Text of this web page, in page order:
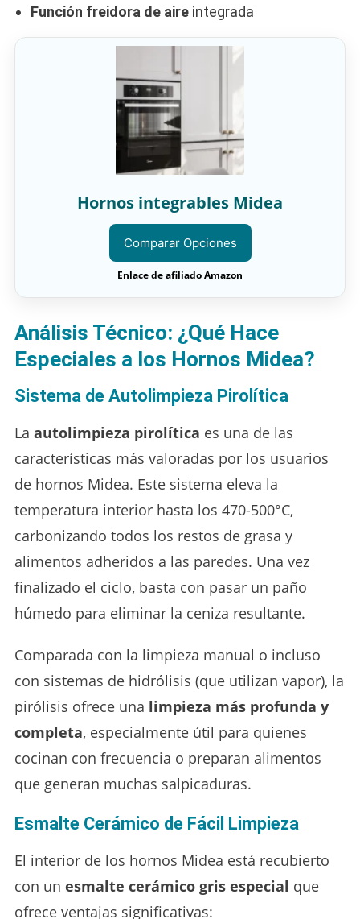
Función freidora de aireintegrada
Hornos integrables Midea
Comparar Opciones
Enlace de afiliado Amazon
Análisis Técnico: ¿Qué Hace
Especiales a los Hornos Midea?
Sistema de Autolimpieza Pirolítica
La autolimpieza pirolítica es una de las
características más valoradas por los usuarios
de hornos Midea. Este sistema eleva la
temperatura interior hasta los 470-500°C,
carbonizando todos los restos de grasa y
alimentos adheridos a las paredes. Una vez
finalizado el ciclo, basta con pasar un paño
húmedo para eliminar la ceniza resultante.
Comparada con la limpieza manual o incluso
con sistemas de hidrólisis (que utilizan vapor), la
pirólisis ofrece una limpieza más profunda y
completa, especialmente útil para quienes
cocinan con frecuencia o preparan alimentos
que generan muchas salpicaduras.
Esmalte Cerámico de Fácil Limpieza
El interior de los hornos Midea está recubierto
con un esmalte cerámico gris especial que
ofrece ventajas significativas: